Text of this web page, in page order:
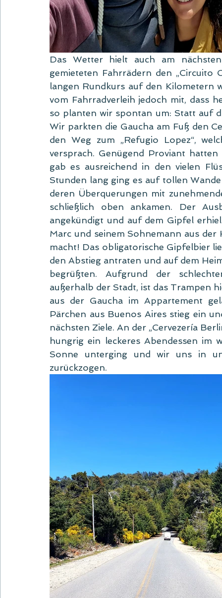
Das Wetter hielt auch am
gemieteten Fahrrädern den „Circuito
langen Rundkurs auf den Kilometern
vom Fahrradverleih jedoch mit, dass
so planten wir spontan um: Statt auf
Wir parkten die Gaucha am Fuß den
den Weg zum „Refugio Lopez“,
versprach. Genügend Proviant
gab es ausreichend in den vielen
Stunden lang ging es auf tollen
deren Überquerungen mit
schließlich oben ankamen. Der
angekündigt und auf dem Gipfel
Marc und seinem Sohnemann aus
macht! Das obligatorische Gipfelbier
den Abstieg antraten und auf dem
begrüßten. Aufgrund der
außerhalb der Stadt, ist das Trampen
aus der Gaucha im Appartement
Pärchen aus Buenos Aires stieg ein
nächsten Ziele. An der „Cervezería
hungrig ein leckeres Abendessen im
Sonne unterging und wir uns in
zurückzogen.